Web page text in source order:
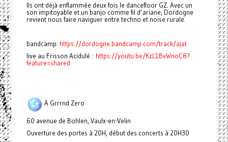
Ils ont déjà enflammée deux fois le dancefloor GZ. Avec un
son impitoyable et un banjo comme fil d’ariane, Dordogne
revient nous faire naviguer entre techno et noise rurale.
bandcamp: https://dordogne.bandcamp.com/track/ajat
live au Frisson Acidulé : https://youtu.be/KzL1BvWnoC8?
feature=shared
À Grrrnd Zero
60 avenue de Bohlen, Vaulx-en-Velin
Ouverture des portes à 20H, début des concerts à 20H30